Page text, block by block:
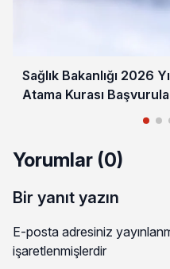
Sağlık Bakanlığı 2026
Atama Kurası
Yorumlar (0)
Bir yanıt yazın
E-posta adresiniz
işaretlenmişlerdir